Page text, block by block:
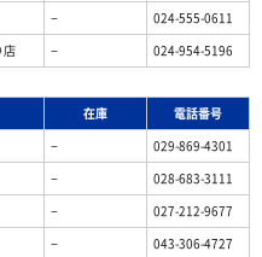
−
024-555-0611
店 − 024-954-5196
在庫
電話番号
−
029-869-4301
−
028-683-3111
−
027-212-9677
−
043-306-4727